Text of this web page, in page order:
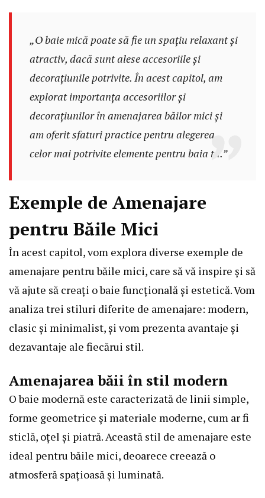
„O baie mică poate să fie un spațiu relaxant și
atractiv, dacă sunt alese accesoriile și
decorațiunile potrivite. În acest capitol, am
explorat importanța accesoriilor și
decorațiunilor în amenajarea băilor mici și
am oferit sfaturi practice pentru alegerea
celor mai potrivite elemente pentru baia ta.”
Exemple de Amenajare
pentru Băile Mici
În acest capitol, vom explora diverse exemple de
amenajare pentru băile mici, care să vă inspire și să
vă ajute să creați o baie funcțională și estetică. Vom
analiza trei stiluri diferite de amenajare: modern,
clasic și minimalist, și vom prezenta avantaje și
dezavantaje ale fiecărui stil.
Amenajarea băii în stil modern
O baie modernă este caracterizată de linii simple,
forme geometrice și materiale moderne, cum ar fi
sticlă, oțel și piatră. Această stil de amenajare este
ideal pentru băile mici, deoarece creează o
atmosferă spațioasă și luminată.